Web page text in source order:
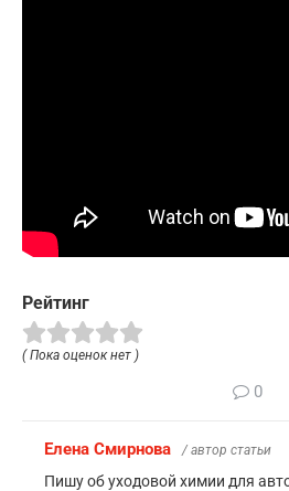
Рейтинг
( Пока оценок нет )
0
Елена Смирнова / автор статьи
Пишу об уходовой химии для